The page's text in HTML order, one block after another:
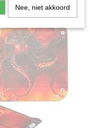
Nee, niet akkoord